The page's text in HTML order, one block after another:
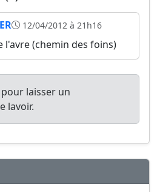
12/04/2012 à 21h16
l'avre (chemin des foins)
pour laisser un
lavoir.